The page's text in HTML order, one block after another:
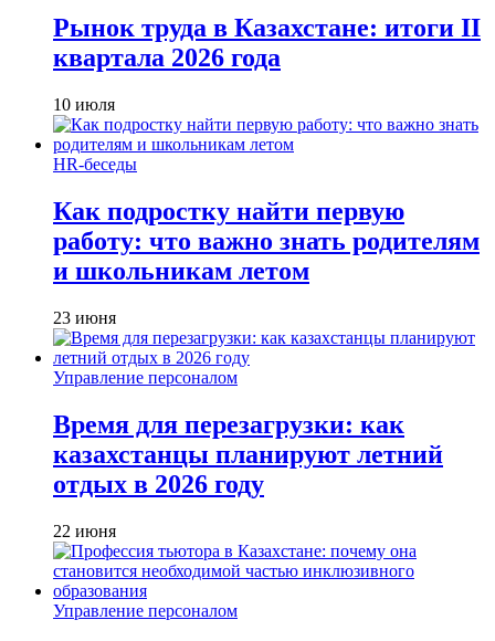
Рынок труда в Казахстане: итоги II
квартала 2026 года
10 июля
HR-беседы
Как подростку найти первую
работу: что важно знать родителям
и школьникам летом
23 июня
Управление персоналом
Время для перезагрузки: как
казахстанцы планируют летний
отдых в 2026 году
22 июня
Управление персоналом